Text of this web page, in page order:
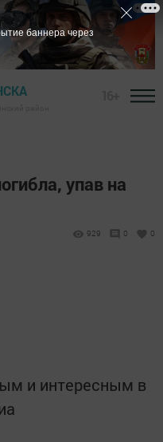
упав на
929 0 0
и интересным в
баннера через